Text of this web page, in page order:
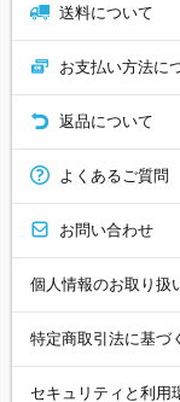
送料について
お支払い方法に
返品について
よくあるご質問
お問い合わせ
個人情報のお取り扱
特定商取引法に基づ
セキュリティと利用